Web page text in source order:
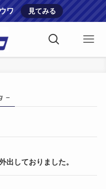
ワ 見てみる
–
出しておりました。